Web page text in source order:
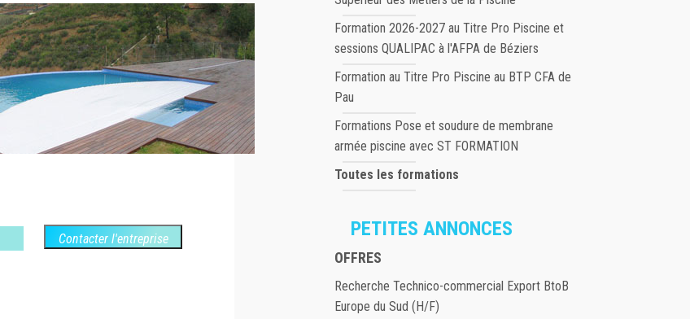
Contacter l'entreprise
Formation 2026-2027 au Titre Pro Piscine et
sessions QUALIPAC à l'AFPA de Béziers
Formation au Titre Pro Piscine au BTP CFA de
Pau
Formations Pose et soudure de membrane
armée piscine avec ST FORMATION
Toutes les formations
PETITES ANNONCES
OFFRES
Recherche Technico-commercial Export BtoB
Europe du Sud (H/F)